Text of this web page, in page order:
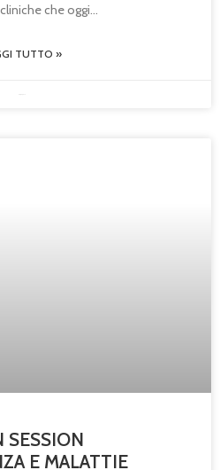
che oggi
TUTTO »
SESSION
E MALATTIE